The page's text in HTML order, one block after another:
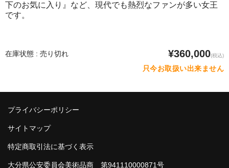
下のお気に入り』など、現代でも熱烈なファンが多い女王
です。
在庫状態 : 売り切れ ¥360,000(税込)
只今お取扱い出来ません
プライバシーポリシー
サイトマップ
特定商取引法に基づく表示
大分県公安委員会美術品商 第941110000871号